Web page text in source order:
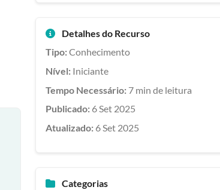
Detalhes do Recurso
Tipo:Conhecimento
Nível: Iniciante
Tempo Necessário: 7 min de leitura
Publicado: 6 Set 2025
Atualizado: 6 Set 2025
Categorias